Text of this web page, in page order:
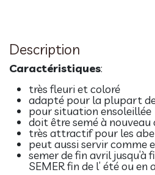
Description
Caractéristiques:
très fleuri et coloré
adapté pour la plupart
pour situation ensoleillée
doit être semé à nouveau
très attractif pour les
peut aussi servir comme
semer de fin avril jusqu’à
SEMER fin de l’ été ou en